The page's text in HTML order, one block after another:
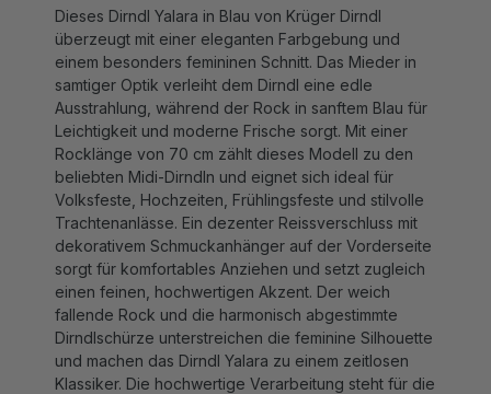
überzeugt mit einer eleganten Farbgebung und
einem besonders femininen Schnitt. DasMieder in
samtiger Optikverleiht dem Dirndl eine edle
Ausstrahlung, während der Rock in sanftem Blau
Leichtigkeit und moderne Frische sorgt. Mit einer
Rocklänge von 70 cmzählt dieses Modell zu den
beliebten Midi-Dirndln und eignet sich ideal für
Volksfeste, Hochzeiten, Frühlingsfeste und stilvolle
Trachtenanlässe.Ein dezenterReissverschluss mit
dekorativem Schmuckanhängerauf der Vorderseite
sorgt für komfortables Anziehen und setzt zugleich
einen feinen, hochwertigen Akzent. Der weich
fallende Rock und die harmonisch abgestimmte
Dirndlschürze unterstreichen die feminine Silhouette
und machen das Dirndl Yalara zu einem zeitlosen
Klassiker. Die hochwertige Verarbeitung steht für die
bewährteQualität von Krüger Dirndl, bei der